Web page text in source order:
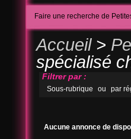
Faire une recherche de
Accueil>
spécialisé
Filtrer par :
Sous-rubrique ou par
Aucune annonce de